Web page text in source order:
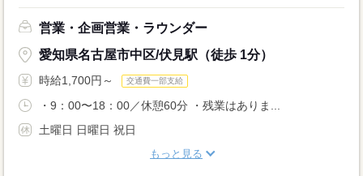
営業・企画営業・ラウンダー
愛知県名古屋市中区/伏見駅（徒歩 1分）
時給1,700円～ 交通費一部支給
・9：00〜18：00／休憩60分 ・残業はありま...
土曜日 日曜日 祝日
もっと見る